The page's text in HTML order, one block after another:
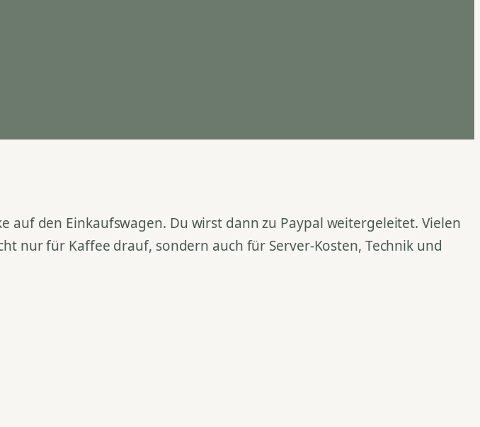
auf den Einkaufswagen. Du wirst dann zu Paypal weitergeleitet. Vielen
nur für Kaffee drauf, sondern auch für Server-Kosten, Technik und